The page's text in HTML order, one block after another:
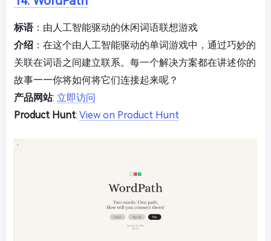
标语：由人工智能驱动的休闲词语联想游戏
介绍 ：在这个由人工智能驱动的单词游戏中，通过巧妙的
关联在词语之间建立联系。每一个解决方案都在讲述你的
故事——你将如何将它们连接起来呢？
产品网站: 立即访问
Product Hunt: View on Product Hunt